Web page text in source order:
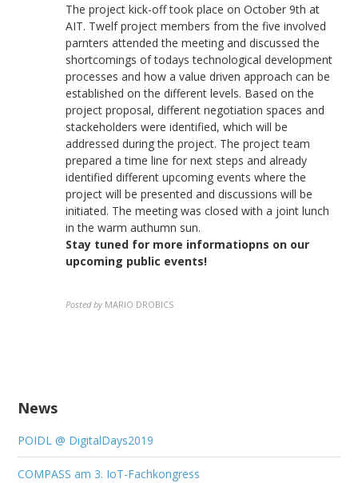
The project kick-off took place on October 9th at
AIT. Twelf project members from the five involved
parnters attended the meeting and discussed the
shortcomings of todays technological development
processes and how a value driven approach can be
established on the different levels. Based on the
project proposal, different negotiation spaces and
stackeholders were identified, which will be
addressed during the project. The project team
prepared a time line for next steps and already
identified different upcoming events where the
project will be presented and discussions will be
initiated. The meeting was closed with a joint lunch
in the warm authumn sun.
Stay tuned for more informatiopns on our
upcoming public events!
Posted by MARIO DROBICS
News
POIDL @ DigitalDays2019
COMPASS am 3. IoT-Fachkongress